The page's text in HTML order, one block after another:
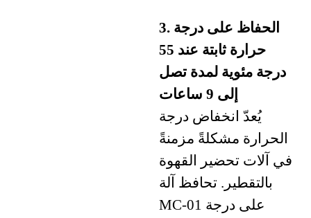
3. الحفاظ على درجة
حرارة ثابتة عند 55
درجة مئوية لمدة تصل
إلى 9 ساعات
يُعدّ انخفاض درجة
الحرارة مشكلةً مزمنةً
في آلات تحضير القهوة
بالتقطير. تحافظ آلة
MC-01 على درجة